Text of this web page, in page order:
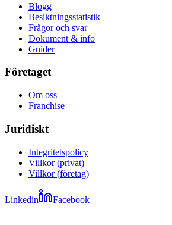
Blogg
Besiktningsstatistik
Frågor och svar
Dokument & info
Guider
Företaget
Om oss
Franchise
Juridiskt
Integritetspolicy
Villkor (privat)
Villkor (företag)
Linkedin Facebook